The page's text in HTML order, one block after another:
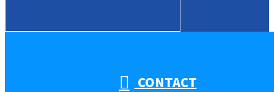
CONTACT